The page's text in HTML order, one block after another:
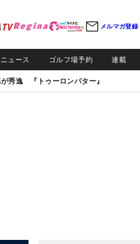
メルマガ登録
ュース ゴルフ場予約 連載
秀逸 『トゥーロンパター』